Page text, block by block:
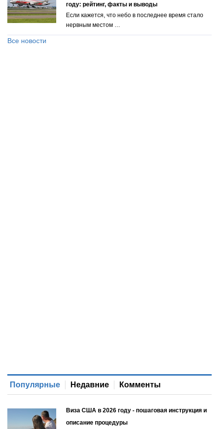
году: рейтинг, факты и выводы
Если кажется, что небо в последнее время стало
нервным местом …
Все новости
Популярные Недавние Комменты
Виза США в 2026 году - пошаговая инструкция и
описание процедуры